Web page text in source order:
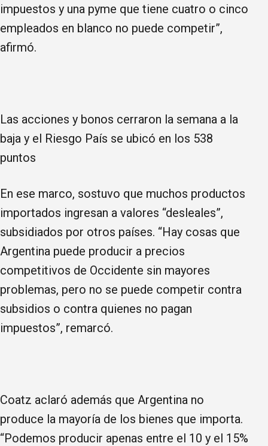
impuestos y una pyme que tiene cuatro o cinco
empleados en blanco no puede competir”,
afirmó.
Las acciones y bonos cerraron la semana a la
baja y el Riesgo País se ubicó en los 538
puntos
En ese marco, sostuvo que muchos productos
importados ingresan a valores “desleales”,
subsidiados por otros países. “Hay cosas que
Argentina puede producir a precios
competitivos de Occidente sin mayores
problemas, pero no se puede competir contra
subsidios o contra quienes no pagan
impuestos”, remarcó.
Coatz aclaró además que Argentina no
produce la mayoría de los bienes que importa.
“Podemos producir apenas entre el 10 y el 15%